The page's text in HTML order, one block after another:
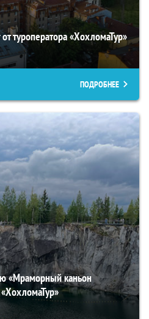
туроператора «ХохломаТур»
ПОДРОБНЕЕ
«Мраморный каньон